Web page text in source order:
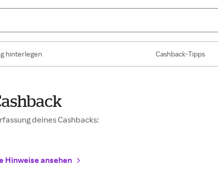
hinterlegen Cashback-Tipps
deines Cashbacks:
Hinweise ansehen